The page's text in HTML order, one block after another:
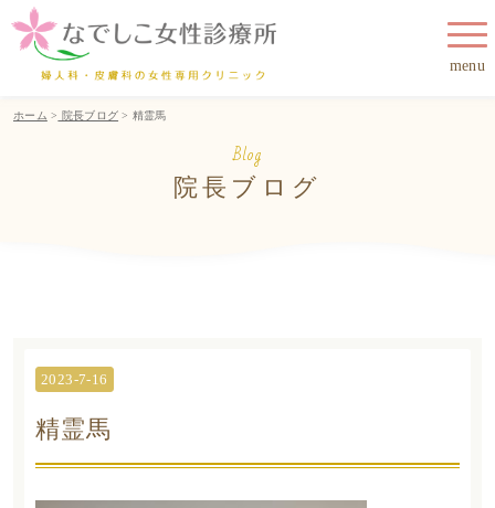
menu
ホーム > 院長ブログ > 精霊馬
Blog
院長ブログ
2023-7-16
精霊馬